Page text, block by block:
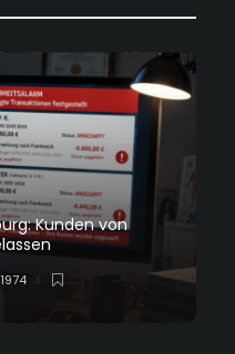
Kunden von